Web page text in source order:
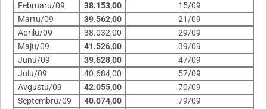
Februaru/09
38.153,00
15/09
Martu/09
39.562,00
21/09
Aprilu/09
38.032,00
29/09
Maju/09
41.526,00
39/09
Junu/09
39.628,00
47/09
Julu/09
40.684,00
57/09
Avgustu/09
42.055,00
70/09
Septembru/09
40.074,00
79/09